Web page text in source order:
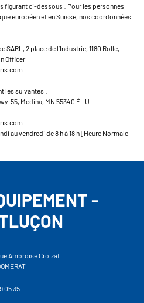
figurant ci-dessous : Pour les personnes
européen et en Suisse, nos coordonnées
2 place de l’Industrie, 1180 Rolle,
Officer
les suivantes :
55, Medina, MN 55340 É.-U.
au vendredi de 8 h à 18 h [Heure Normale
-
Ambroise Croizat
05 35